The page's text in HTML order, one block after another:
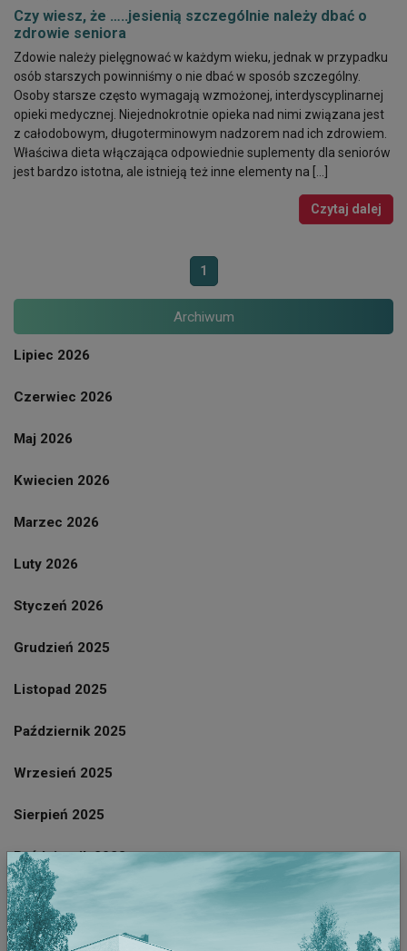
Czy wiesz, że …..jesienią szczególnie należy dbać o
zdrowie seniora
Zdowie należy pielęgnować w każdym wieku, jednak w przypadku
osób starszych powinniśmy o nie dbać w sposób szczególny.
Osoby starsze często wymagają wzmożonej, interdyscyplinarnej
opieki medycznej. Niejednokrotnie opieka nad nimi związana jest
z całodobowym, długoterminowym nadzorem nad ich zdrowiem.
Właściwa dieta włączająca odpowiednie suplementy dla seniorów
jest bardzo istotna, ale istnieją też inne elementy na […]
Czytaj dalej
1
Archiwum
Lipiec 2026
Czerwiec 2026
Maj 2026
Kwiecien 2026
Marzec 2026
Luty 2026
Styczeń 2026
Grudzień 2025
Listopad 2025
Październik 2025
Wrzesień 2025
Sierpień 2025
Październik 2023
Wrzesień 2023
Sierpień 2023